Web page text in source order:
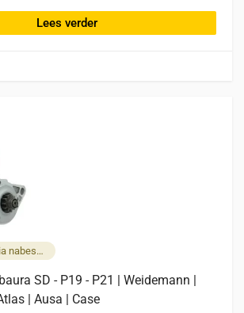
Lees verder
Beschikbaar via nabestelling
SD - P19 - P21 | Weidemann |
| Ausa | Case